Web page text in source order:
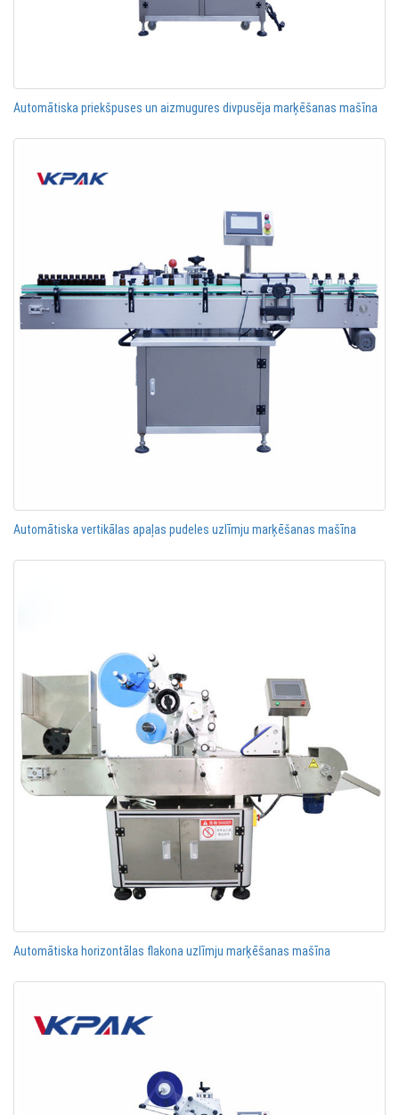
Automātiska priekšpuses un aizmugures divpusēja marķēšanas mašīna
Automātiska vertikālas apaļas pudeles uzlīmju marķēšanas mašīna
Automātiska horizontālas flakona uzlīmju marķēšanas mašīna